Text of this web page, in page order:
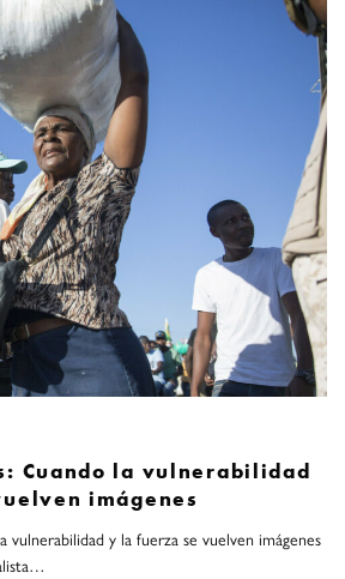
Cuando la vulnerabilidad
imágenes
vulnerabilidad y la fuerza se vuelven imágenes